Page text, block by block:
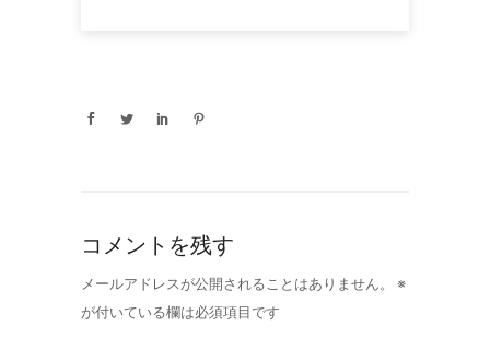
コメントを残す
メールアドレスが公開されることはありません。
※
が付いている欄は必須項目です